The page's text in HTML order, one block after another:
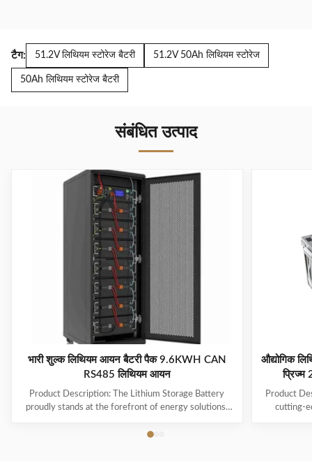
टैग: 51.2V लिथियम स्टोरेज बैटरी 51.2V 50Ah लिथियम स्टोरेज
50Ah लिथियम स्टोरेज बैटरी
संबंधित उत्पाद
भारी शुल्क लिथियम आयन बैटरी पैक 9.6KWH CAN
RS485 लिथियम आयन
Product Description: The Lithium Storage Battery
proudly stands at the forefront of energy solutions,
caters to a multitude of applications. This battery is
औद्योगिक
Product
cutting-